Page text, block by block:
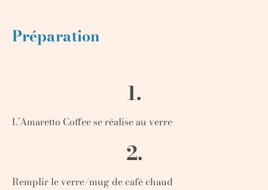
Préparation
1.
L’Amaretto Coffee se réalise au verre
2.
Remplir le verre/mug de café chaud